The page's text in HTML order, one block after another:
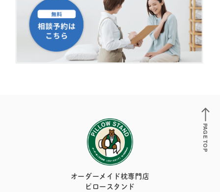
オーダーメイド枕専門店
ピロースタンド
PAGE TOP